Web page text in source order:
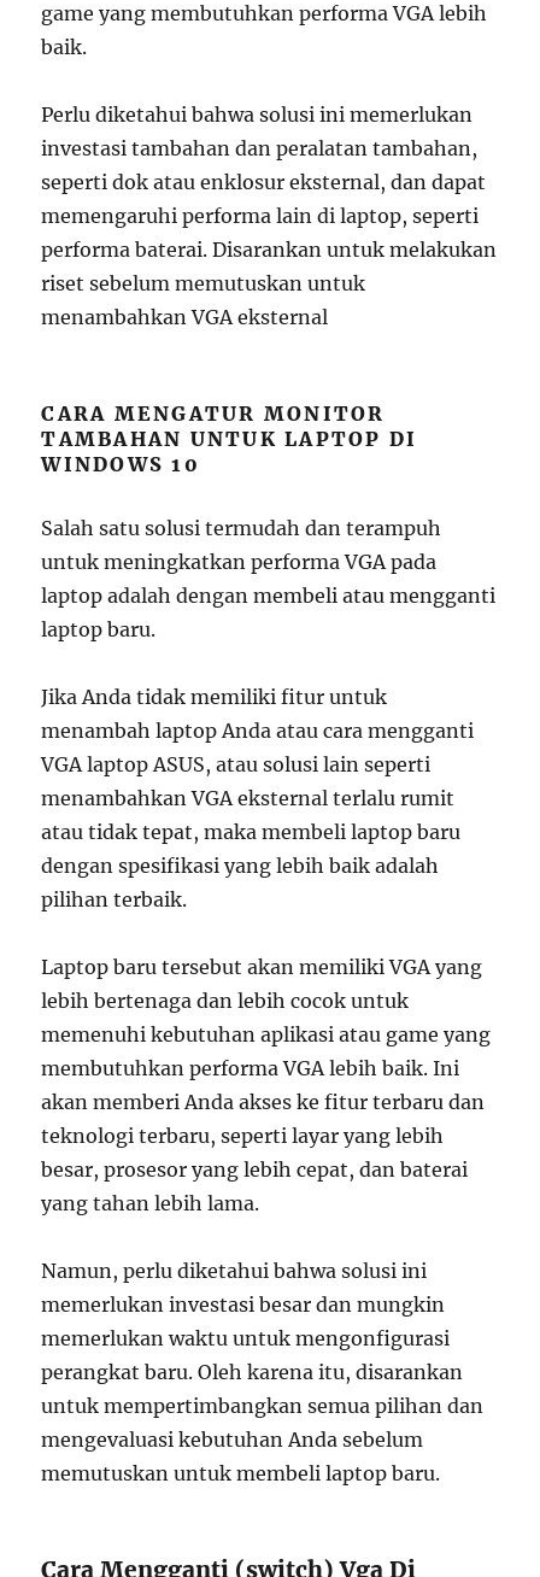
game yang membutuhkan performa VGA lebih
baik.
Perlu diketahui bahwa solusi ini memerlukan
investasi tambahan dan peralatan tambahan,
seperti dok atau enklosur eksternal, dan dapat
memengaruhi performa lain di laptop, seperti
performa baterai. Disarankan untuk melakukan
riset sebelum memutuskan untuk
menambahkan VGA eksternal
CARA MENGATUR MONITOR
TAMBAHAN UNTUK LAPTOP DI
WINDOWS 10
Salah satu solusi termudah dan terampuh
untuk meningkatkan performa VGA pada
laptop adalah dengan membeli atau mengganti
laptop baru.
Jika Anda tidak memiliki fitur untuk
menambah laptop Anda atau cara mengganti
VGA laptop ASUS, atau solusi lain seperti
menambahkan VGA eksternal terlalu rumit
atau tidak tepat, maka membeli laptop baru
dengan spesifikasi yang lebih baik adalah
pilihan terbaik.
Laptop baru tersebut akan memiliki VGA yang
lebih bertenaga dan lebih cocok untuk
memenuhi kebutuhan aplikasi atau game yang
membutuhkan performa VGA lebih baik. Ini
akan memberi Anda akses ke fitur terbaru dan
teknologi terbaru, seperti layar yang lebih
besar, prosesor yang lebih cepat, dan baterai
yang tahan lebih lama.
Namun, perlu diketahui bahwa solusi ini
memerlukan investasi besar dan mungkin
memerlukan waktu untuk mengonfigurasi
perangkat baru. Oleh karena itu, disarankan
untuk mempertimbangkan semua pilihan dan
mengevaluasi kebutuhan Anda sebelum
memutuskan untuk membeli laptop baru.
Cara Mengganti (switch) Vga Di